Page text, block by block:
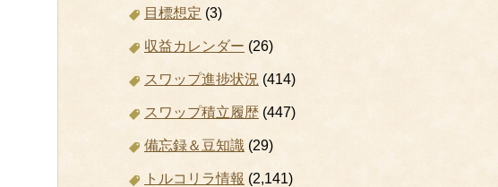
目標想定 (3)
収益カレンダー (26)
スワップ進捗状況 (414)
スワップ積立履歴 (447)
備忘録＆豆知識 (29)
トルコリラ情報 (2,141)